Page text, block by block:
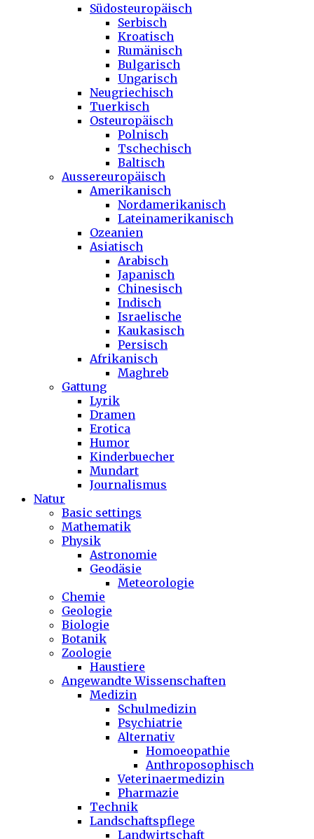
Südosteuropäisch
Serbisch
Kroatisch
Rumänisch
Bulgarisch
Ungarisch
Neugriechisch
Tuerkisch
Osteuropäisch
Polnisch
Tschechisch
Baltisch
Aussereuropäisch
Amerikanisch
Nordamerikanisch
Lateinamerikanisch
Ozeanien
Asiatisch
Arabisch
Japanisch
Chinesisch
Indisch
Israelische
Kaukasisch
Persisch
Afrikanisch
Maghreb
Gattung
Lyrik
Dramen
Erotica
Humor
Kinderbuecher
Mundart
Journalismus
Natur
Basic settings
Mathematik
Physik
Astronomie
Geodäsie
Meteorologie
Chemie
Geologie
Biologie
Botanik
Zoologie
Haustiere
Angewandte Wissenschaften
Medizin
Schulmedizin
Psychiatrie
Alternativ
Homoeopathie
Anthroposophisch
Veterinaermedizin
Pharmazie
Technik
Landschaftspflege
Landwirtschaft